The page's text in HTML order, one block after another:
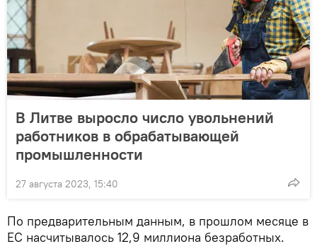
В Литве выросло число увольнений
работников в обрабатывающей
промышленности
27 августа 2023, 15:40
По предварительным данным, в прошлом месяце в
ЕС насчитывалось 12,9 миллиона безработных.